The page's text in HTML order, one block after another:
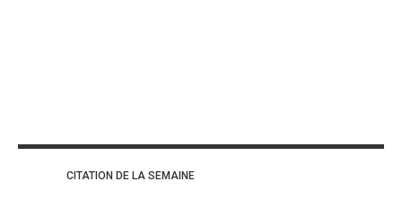
CITATION DE LA SEMAINE